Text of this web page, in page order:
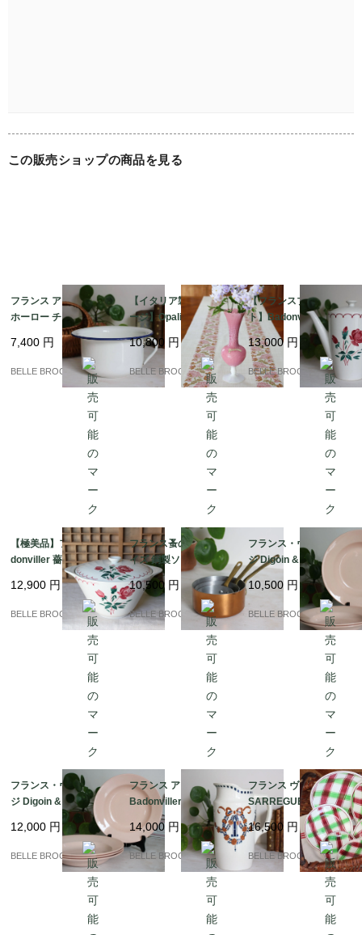
この販売ショップの商品を見る
フランス アンティーク
ホーロー チャンバーポ
ット ホワイト×ブルー
ライン 鉢カバー インテ
リア
7,400 円
BELLE BROCANTE
【イタリア製ヴィンテ
ージ】Opalina Fiorenti
na オパーリンガラス
花瓶 ピンク フリル ベ
ース
10,800 円
BELLE BROCANTE
【フランスブロカン
ト】Badonviller（バド
ンヴィレー）薔薇のス
テンシル コーヒーポッ
ト／Les Roses ブロカ
ント
13,000 円
BELLE BROCANTE
【極美品】フランス Ba
donviller 薔薇のチュリ
ーン / ステンシル スー
プポット 蓋付き深皿｜
フランス発送（到着ま
で2-3週間）
12,900 円
BELLE BROCANTE
フランス蚤の市 ミニサ
イズ 銅製ソースパン 3
点セット MADE IN FR
ANCE / 真鍮ハンドル
コッパー ミニ片手鍋
10,500 円
BELLE BROCANTE
フランス・ヴィンテー
ジ Digoin & Sarregue
mines ピンクの深皿2
枚十大皿1枚｜フランス
発送（到着まで2-3週
10,500 円
BELLE BROCANTE
フランス・ヴィンテー
ジ Digoin & Sarregue
mines ピンクの深皿
（スープ・パスタプレ
ート）4枚セット｜フラ
ンス発送（到着まで2-3
12,000 円
BELLE BROCANTE
フランス アンティーク
Badonviller バドンヴ
ィレ リボンと薔薇のガ
ーランド ピシェ（水差
し）｜フランス発送
（到着まで2-3週間）
14,000 円
BELLE BROCANTE
フランス ヴィンテージ
SARREGUEMINES DI
GOIN サルグミンヌ デ
ィゴワン / SOUSSE チ
ェック柄のプレート バ
スク風｜フランス発送
（到着まで2-3週間）
16,500 円
BELLE BROCANTE